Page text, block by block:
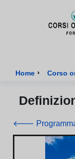
Home › Corso
🡐